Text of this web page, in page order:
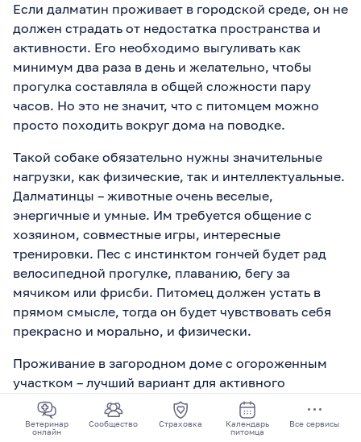
Ветеринар
онлайн
Сообщество Страховка
Календарь
питомца
Все сервисы
Если далматин проживает в городской среде, он не
должен страдать от недостатка пространства и
активности. Его необходимо выгуливать как
минимум два раза в день и желательно, чтобы
прогулка составляла в общей сложности пару
часов. Но это не значит, что с питомцем можно
просто походить вокруг дома на поводке.
Такой собаке обязательно нужны значительные
нагрузки, как физические, так и интеллектуальные.
Далматинцы – животные очень веселые,
энергичные и умные. Им требуется общение с
хозяином, совместные игры, интересные
тренировки. Пес с инстинктом гончей будет рад
велосипедной прогулке, плаванию, бегу за
мячиком или фрисби. Питомец должен устать в
прямом смысле, тогда он будет чувствовать себя
прекрасно и морально, и физически.
Проживание в загородном доме с огороженным
участком – лучший вариант для активного
далматинца. Он сможет в любое время побегать по
своей территории. Но и при проживании в